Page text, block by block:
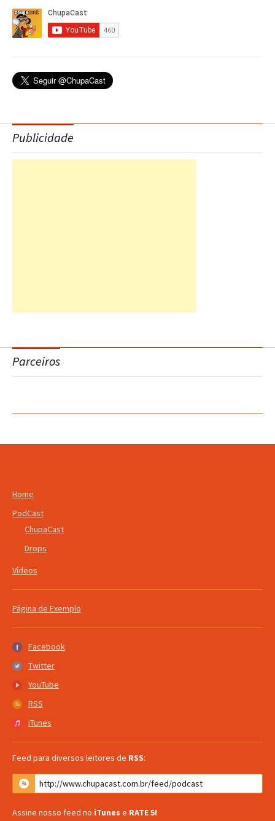
Publicidade
Parceiros
Home
PodCast
ChupaCast
Drops
Vídeos
Página de Exemplo
Facebook
Facebook
Twitter
Twitter
YouTube
YouTube
RSS
RSS
iTunes
iTunes
Feed para diversos leitores de RSS:
Assine nosso feed no iTunes e RATE 5!